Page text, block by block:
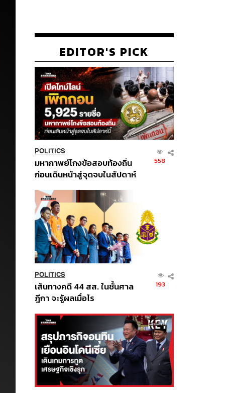
EDITOR'S PICK
POLITICS
มหากาพย์โกงข้อสอบท้องถิ่น
ก่อนเดินหน้าสู่จุดจบในสัปดาห์
558
POLITICS
เส้นทางคดี 44 สส. ในชั้นศาล
ฎีกา จะรู้ผลเมื่อไร
193